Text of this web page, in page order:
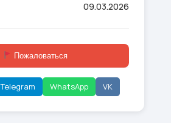
09.03.2026
Пожаловаться
Telegram WhatsApp VK